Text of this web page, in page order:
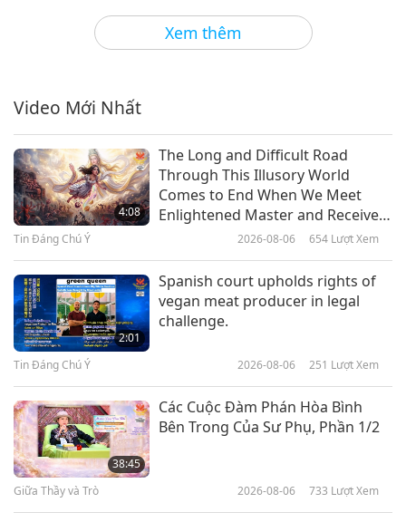
Xem thêm
Vẻ Đẹp Thiên Nhiên 2022-02-19 6344
17:26
Vườn Quốc Gia Glacier: Vương
Miện Của Lục Địa, Phần 1/2
Vườn Quốc Gia Band-e-Amir Ở
Afghanistan:Viên Ngọc Tinh Xảo
Kỳ Quan Biển Azure của Palau
Video Mới Nhất
4:08
The Long and Difficult Road
Through This Illusory World
Comes to End When We Meet
Enlightened Master and Receive
Tin Đáng Chú Ý 2026-08-06 654 Lượt Xem
2:01
Spanish court upholds rights of
vegan meat producer in legal
challenge.
Tin Đáng Chú Ý 2026-08-06 251 Lượt Xem
38:45
Các Cuộc Đàm Phán Hòa Bình
Bên Trong Của Sư Phụ, Phần 1/2
Giữa Thầy và Trò 2026-08-06 733 Lượt Xem